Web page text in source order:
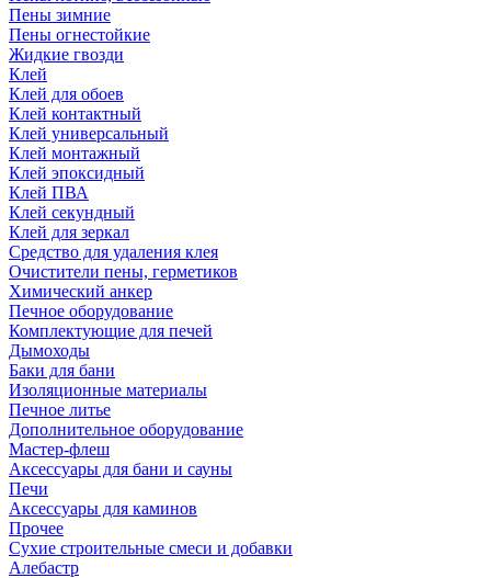
Пены зимние
Пены огнестойкие
Жидкие гвозди
Клей
Клей для обоев
Клей контактный
Клей универсальный
Клей монтажный
Клей эпоксидный
Клей ПВА
Клей секундный
Клей для зеркал
Средство для удаления клея
Очистители пены, герметиков
Химический анкер
Печное оборудование
Комплектующие для печей
Дымоходы
Баки для бани
Изоляционные материалы
Печное литье
Дополнительное оборудование
Мастер-флеш
Аксессуары для бани и сауны
Печи
Аксессуары для каминов
Прочее
Сухие строительные смеси и добавки
Алебастр